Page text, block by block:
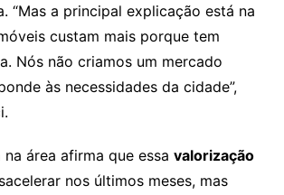
“Mas a principal explicação está na
custam mais porque tem
Nós não criamos um mercado
às necessidades da cidade”,
na área afirma que essa valorização
nos últimos meses, mas